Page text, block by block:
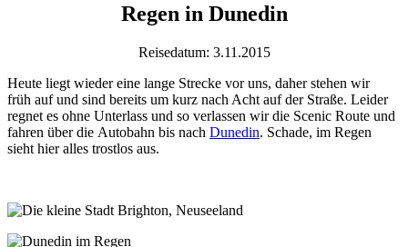
Regen in Dunedin
Reisedatum: 3.11.2015
Heute liegt wieder eine lange Strecke vor uns, daher stehen wir
früh auf und sind bereits um kurz nach Acht auf der Straße. Leider
regnet es ohne Unterlass und so verlassen wir die Scenic Route und
fahren über die Autobahn bis nach Dunedin. Schade, im Regen
sieht hier alles trostlos aus.